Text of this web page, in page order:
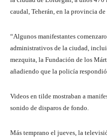
o
caudal, Teherán, en la provincia
“Algunos manifestantes
administrativos de la ciudad,
mezquita, la Fundación de los
añadiendo que la policía
Videos en tilde mostraban a
sonido de disparos de fondo.
Más temprano el jueves, la